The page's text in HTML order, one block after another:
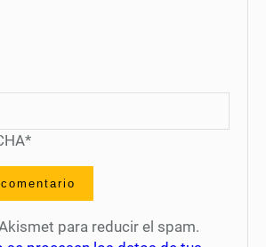
*
para reducir el spam.